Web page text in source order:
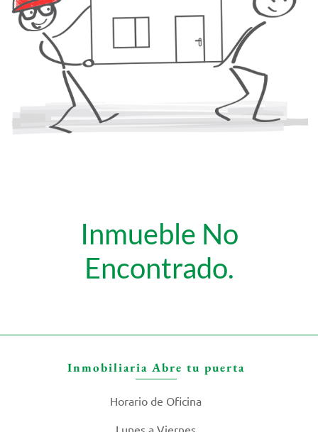
Inmueble No
Encontrado.
Inmobiliaria Abre tu puerta
Horario de Oficina